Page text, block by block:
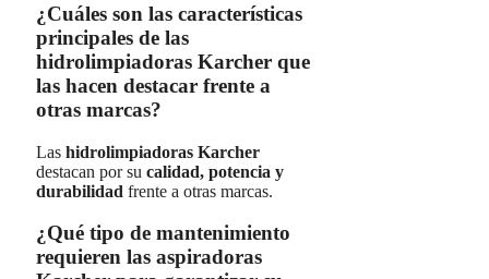
¿Cuáles son las características
principales de las
hidrolimpiadoras Karcher que
las hacen destacar frente a
otras marcas?
Las hidrolimpiadoras Karcher
destacan por su calidad, potencia y
durabilidad frente a otras marcas.
¿Qué tipo de mantenimiento
requieren las aspiradoras